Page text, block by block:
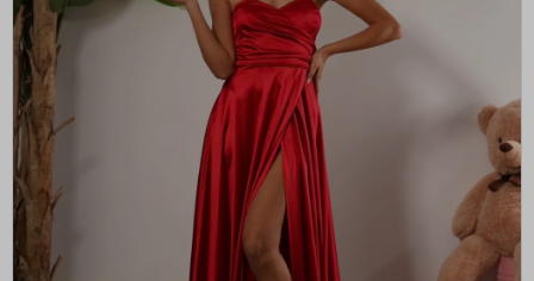
Extravagantní móda